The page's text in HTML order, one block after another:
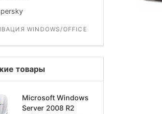
WINDOWS/OFFICE
товары
Microsoft Windows
Server 2008 R2